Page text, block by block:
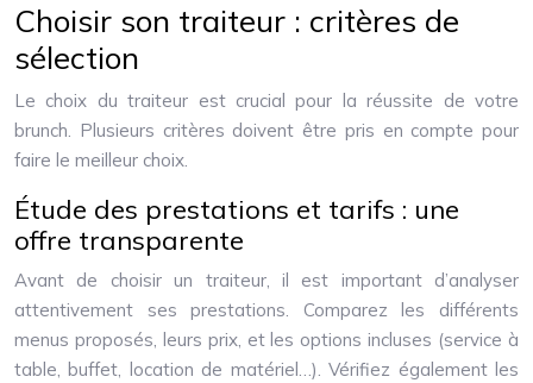
Choisir son traiteur : critères de
sélection
Le choix du traiteur est crucial pour la réussite de votre
brunch. Plusieurs critères doivent être pris en compte pour
faire le meilleur choix.
Étude des prestations et tarifs : une
offre transparente
Avant de choisir un traiteur, il est important d’analyser
attentivement ses prestations. Comparez les différents
menus proposés, leurs prix, et les options incluses (service à
table, buffet, location de matériel…). Vérifiez également les